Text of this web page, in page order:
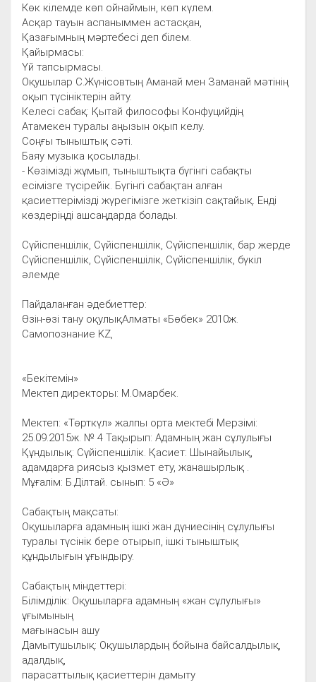
Көк кілемде көп ойнаймын, көп күлем.
Асқар тауын аспаныммен астасқан,
Қазағымның мәртебесі деп білем.
Қайырмасы:
Үй тапсырмасы.
Оқушылар С.Жүнісовтың Аманай мен Заманай мәтінің
оқып түсініктерін айту.
Келесі сабақ: Қытай философы Конфуцийдің
Атамекен туралы аңызын оқып келу.
Соңғы тыныштық сәті.
Баяу музыка қосылады.
- Көзімізді жұмып, тыныштықта бүгінгі сабақты
есімізге түсірейік. Бүгінгі сабақтан алған
қасиеттерімізді жүрегімізге жеткізіп сақтайық. Енді
көздеріңді ашсаңдарда болады.
Сүйіспеншілік, Сүйіспеншілік, Сүйіспеншілік, бар жерде
Сүйіспеншілік, Сүйіспеншілік, Сүйіспеншілік, бүкіл
әлемде
Пайдаланған әдебиеттер:
Өзін-өзі тану оқулықАлматы «Бөбек» 2010ж.
Самопознание KZ,
«Бекітемін»
Мектеп директоры: М.Омарбек.
Мектеп: «Төрткүл» жалпы орта мектебі Мерзімі:
25.09.2015ж. № 4 Тақырып: Адамның жан сұлулығы
Құндылық: Сүйіспеншілік. Қасиет: Шынайылық,
адамдарға риясыз қызмет ету, жанашырлық .
Мұғалім: Б.Ділтай. сынып: 5 «Ә»
Сабақтың мақсаты:
Оқушыларға адамның ішкі жан дүниесінің сұлулығы
туралы түсінік бере отырып, ішкі тыныштық
құндылығын ұғындыру.
Сабақтың міндеттері:
Білімділік: Оқушыларға адамның «жан сұлулығы»
ұғымының
мағынасын ашу
Дамытушылық: Оқушылардың бойына байсалдылық,
адалдық,
парасаттылық қасиеттерін дамыту